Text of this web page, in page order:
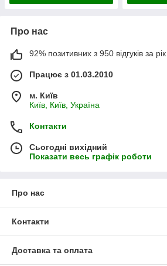
Про нас
92% позитивних з 950 відгуків за рік
Працює з 01.03.2010
м. Київ
Київ, Київ, Україна
Контакти
Сьогодні вихідний
Показати весь графік роботи
Про нас
Контакти
Доставка та оплата